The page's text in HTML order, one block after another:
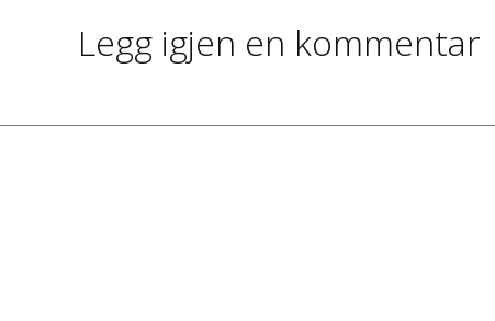
Legg igjen en kommentar